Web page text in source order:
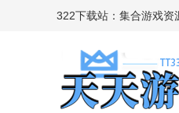
322下载站：集合游戏资